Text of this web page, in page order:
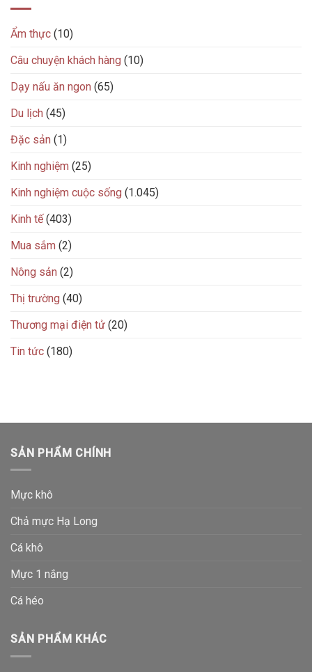
Ẩm thực (10)
Câu chuyện khách hàng (10)
Dạy nấu ăn ngon (65)
Du lịch (45)
Đặc sản (1)
Kinh nghiệm (25)
Kinh nghiệm cuộc sống (1.045)
Kinh tế(403)
Mua sắm (2)
Nông sản (2)
Thị trường (40)
Thương mại điện tử (20)
Tin tức (180)
SẢN PHẨM CHÍNH
Mực khô
Chả mực Hạ Long
Cá khô
Mực 1 nắng
Cá héo
SẢN PHẨM KHÁC